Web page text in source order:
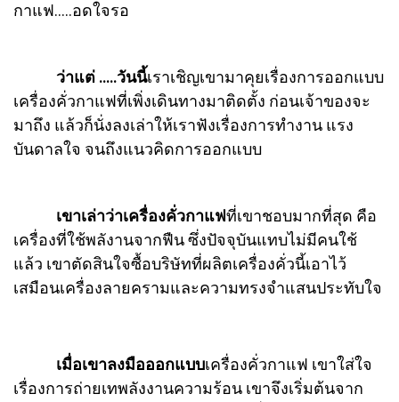
กาแฟ…..อดใจรอ
ว่าแต่ …..วันนี้เราเชิญเขามาคุยเรื่องการออกแบบ
เครื่องคั่วกาแฟที่เพิ่งเดินทางมาติดตั้ง ก่อนเจ้าของจะ
มาถึง แล้วก็นั่งลงเล่าให้เราฟังเรื่องการทำงาน แรง
บันดาลใจ จนถึงแนวคิดการออกแบบ
เขาเล่าว่าเครื่องคั่วกาแฟที่เขาชอบมากที่สุด คือ
เครื่องที่ใช้พลังานจากฟืน ซึ่งปัจจุบันแทบไม่มีคนใช้
แล้ว เขาตัดสินใจซื้อบริษัทที่ผลิตเครื่องคั่วนี้เอาไว้
เสมือนเครื่องลายครามและความทรงจำแสนประทับใจ
เมื่อเขาลงมือออกแบบเครื่องคั่วกาแฟ เขาใส่ใจ
เรื่องการถ่ายเทพลังงานความร้อน เขาจึงเริ่มต้นจาก